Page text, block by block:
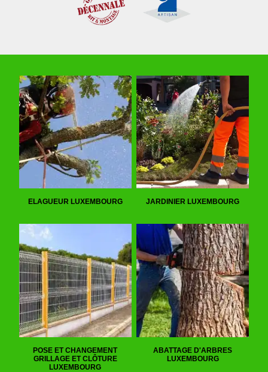
ELAGUEUR LUXEMBOURG JARDINIER LUXEMBOURG
POSE ET CHANGEMENT
GRILLAGE ET CLÔTURE
LUXEMBOURG
ABATTAGE D'ARBRES
LUXEMBOURG